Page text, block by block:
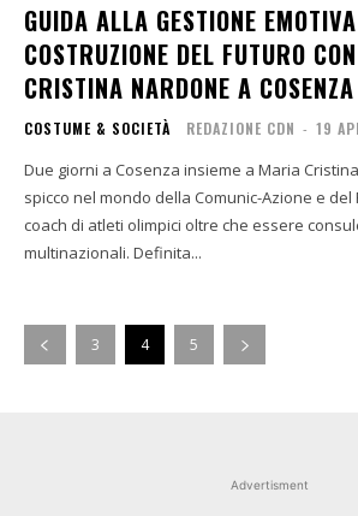
GUIDA ALLA GESTIONE
COSTRUZIONE DEL FUTURO
CRISTINA NARDONE A COSENZA
COSTUME & SOCIETÀ REDAZIONE CDN - 19
Due giorni a Cosenza insieme a Maria
spicco nel mondo della Comunic-Azione e
coach di atleti olimpici oltre che essere
multinazionali. Definita...
3 4 5
Advertisment